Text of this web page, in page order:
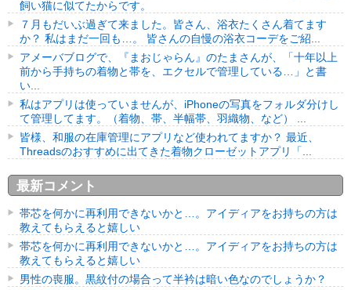
飼い猫に似てたからです。
７月もだいぶ過ぎて来ました。皆さん、浴衣たくさん着てます
か？ 私はまだ一回も…。 皆さんの自慢の浴衣コーデをご紹...
アメーバブログで、『まおじゃらん』のたまさんが、「十年以上
前から手持ちの着物と帯を、エクセルで管理している…」と書
い...
私はアプリは使っていませんが、iPhoneの写真をフォルダ分けし
て管理してます。（着物、帯、半幅帯、羽織物、など） ...
皆様、和服の在庫管理にアプリなど使われてますか？ 最近、
Threadsのおすすめに出てきた着物クローゼットアプリ「...
最新コメント
帯芯を何かに再利用できないかと…。アイディアをお持ちの方は
教えてもらえると嬉しい
帯芯を何かに再利用できないかと…。アイディアをお持ちの方は
教えてもらえると嬉しい
男性の喪服。黒紋付の場合って半衿は暗い色なのでしょうか？